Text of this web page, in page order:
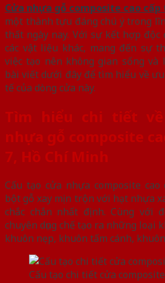
Cửa nhựa gỗ composite cao cấp
một thành tựu đáng chú ý trong
thất ngày nay. Với sự kết hợp độc
các vật liệu khác, mang đến sự
việc tạo nên không gian sống và
bài viết dưới đây để tìm hiểu về ưu
tế của dòng cửa này.
Tìm hiểu chi tiết
nhựa gỗ composite
7, Hồ Chí Minh
Cấu tạo cửa nhựa composite
bột gỗ xay mịn trộn với hạt nhựa
chắc chắn nhất định. Cùng với
chuyên dụng chế tạo ra những loại
khuôn nẹp, khuôn tấm cánh,
Cấu tạo chi tiết cửa